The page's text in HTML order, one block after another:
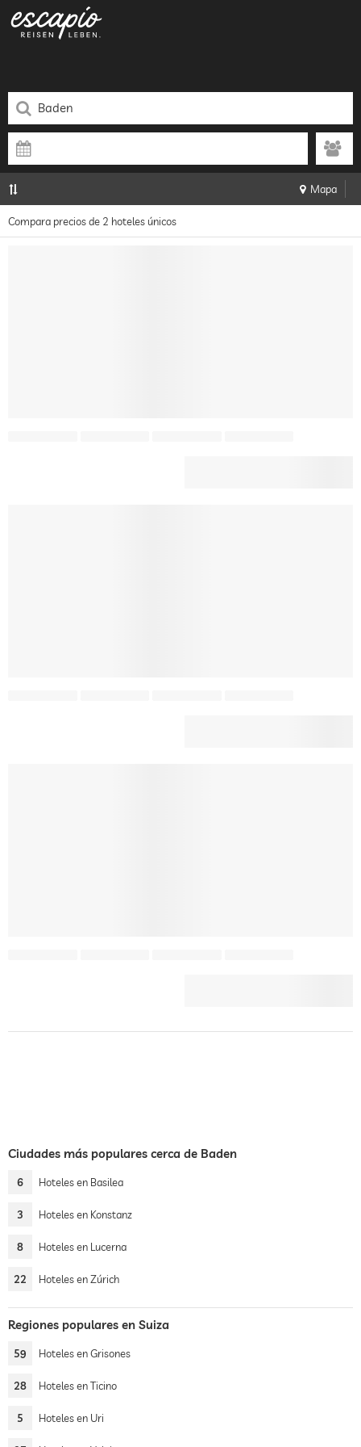
Mapa
Compara precios de 2 hoteles únicos
Ciudades más populares cerca de Baden
6 Hoteles en Basilea
3 Hoteles en Konstanz
8 Hoteles en Lucerna
22 Hoteles en Zúrich
Regiones populares en Suiza
59 Hoteles en Grisones
28 Hoteles en Ticino
5 Hoteles en Uri